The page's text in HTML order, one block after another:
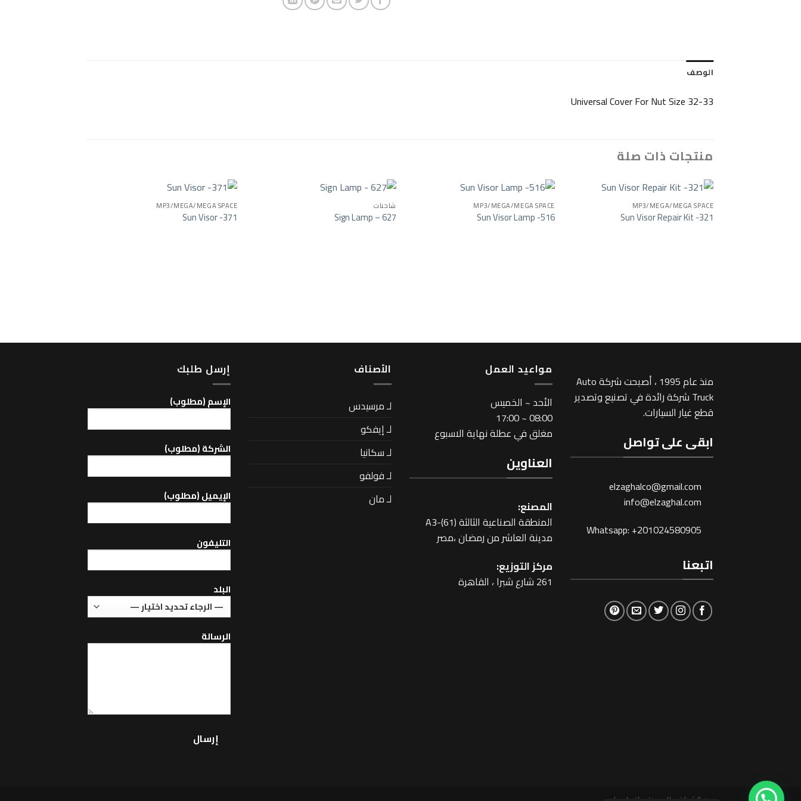
الوصف
Universal Cover For Nut Size 32-33
منتجات ذات صلة
Add to wishlist
MP3/MEGA/MEGA SPACE
Sun Visor Repair Kit -321
Add to wishlist
MP3/MEGA/MEGA SPACE
Sun Visor Lamp -516
Add to wishlist
شاحنات
Sign Lamp – 627
MP3/MEGA/MEGA SPACE
Sun Visor -371
منذ عام 1995 ، أصبحت شركة Auto
Truck شركة رائدة في تصنيع وتصدير
قطع غيار السيارات.
ابقى على تواصل
elzaghalco@gmail.com
info@elzaghal.com
Whatsapp: +201024580905
اتبعنا
مواعيد العمل
اﻷحد ~ الخميس
08:00 ~ 17:00
مغلق في عطلة نهاية الاسبوع
العناوين
المصنع:
المنطقة الصناعية الثالثة A3-(61)
مدينة العاشر من رمضان ،مصر
مركز التوزيع:
261 شارع شبرا ، القاهرة
اﻷصناف
لـ مرسيدس
لـ إيفكو
لـ سكانيا
لـ فولفو
لـ مان
إرسل طلبك
اﻹسم (مطلوب)
الشركة (مطلوب)
اﻹيميل (مطلوب)
التليفون
البلد
الرسالة